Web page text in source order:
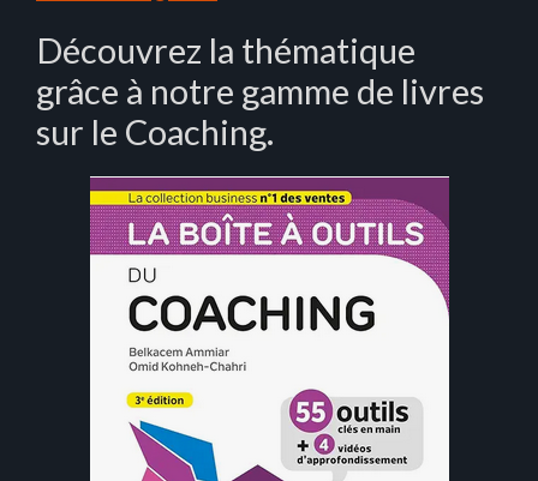
Découvrez la thématique
grâce à notre gamme de livres
sur le Coaching.